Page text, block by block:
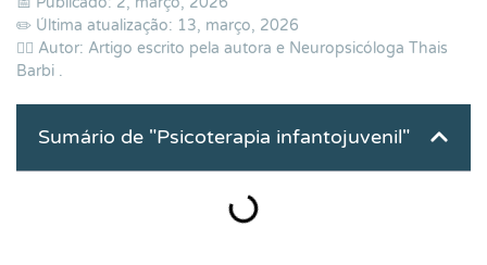
✏️ Última atualização: 13, março, 2026
👨‍⚕️ Autor: Artigo escrito pela autora e Neuropsicóloga Thais
Barbi .
Sumário de "Psicoterapia infantojuvenil"